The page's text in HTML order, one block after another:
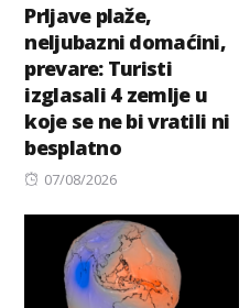
Prljave plaže,
neljubazni domaćini,
prevare: Turisti
izglasali 4 zemlje u
koje se ne bi vratili ni
besplatno
Posted
07/08/2026